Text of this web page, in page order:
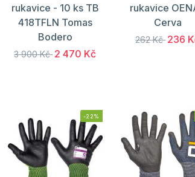
rukavice - 10 ks TB
418TFLN Tomas
Bodero
3 900 Kč 2 470 Kč
rukavice
Cerva
262 Kč 236
-22%